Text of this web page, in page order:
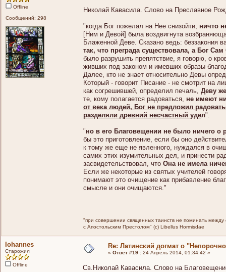
Offline
Сообщений: 298
Николай Кавасила. Слово на Преславное
"когда Бог пожелал на Нее снизойти, ничто
[Ним и Девой] была воздвигнута
Блаженной Деве. Сказано ведь:
так, что преграда существовала, а Бог
было разрушить препятствие, я говорю, о
живших под законом и имевших образы
Далее, кто не знает относительно Девы
Который - говорит Писание - не смотрит на
как согрешившей, определил печаль, Деву
те, кому полагается радоваться, не имеют
от века людей, Бог не предложил
разделяли древний несчастный удел".
"но в его Благовещении не было ничего о
бы это приготовление, если бы оно
к тому же еще не явленного, нуждался в
самих этих изумительных дел, и принести
засвидетельствовал, что Она не имела
Если же некоторые из святых учителей
понимают это очищение как прибавление
смысле и они очищаются."
"при совершении священных таинств не поминать между
с Апостольским Престолом" (c) Libellus Hormisdae
Iohannes
Старожил
Offline
Re: Латинский догмат о
« Ответ #19 : 24 Апрель 2014, 01:34:42 »
Св.Николай Кавасила. Слово на